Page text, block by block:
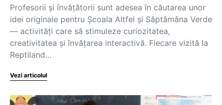
Profesorii și învățătorii sunt adesea în căutarea unor
idei originale pentru Școala Altfel și Săptămâna Verde
— activități care să stimuleze curiozitatea,
creativitatea și învățarea interactivă. Fiecare vizită la
Reptiland…
Vezi articolul